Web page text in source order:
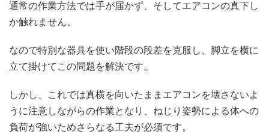
通常の作業方法では手が届かず、そしてエアコンの真下し
か触れません。
なので特別な器具を使い階段の段差を克服し、脚立を横に
立て掛けてこの問題を解決です。
しかし、これでは真横を向いたままエアコンを壊さないよ
うに注意しながらの作業となり、ねじり姿勢による体への
負荷が強いためさらなる工夫が必須です。